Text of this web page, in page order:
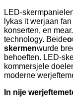
LED-
lykas it werjaan
konserten, en
technology. Beide
skermenwurde
behoeften. LED-
kommersjele
moderne
In nije